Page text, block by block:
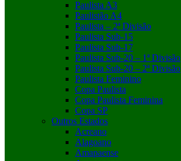
Paulista A3
Paulistão A4
Paulista – 2ª Divisão
Paulista Sub-15
Paulista Sub-17
Paulista Sub-20 – 1ª Divisão
Paulista Sub-20 – 2ª Divisão
Paulista Feminino
Copa Paulista
Copa Paulista Feminina
Copa SP
Outros Estados
Acreano
Alagoano
Amapaense